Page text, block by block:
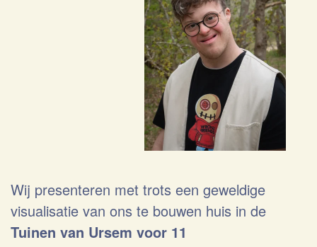
Wij presenteren met trots een geweldige
visualisatie van ons te bouwen huis in de
Tuinen van Ursem voor 11